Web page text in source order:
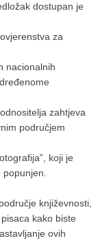
dostupan je
za
nacionalnih
zahtjeva
područjem
koji je
književnosti,
kako biste
ovih